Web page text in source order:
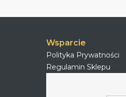
Wsparcie
Polityka Prywatności
Regulamin Sklepu